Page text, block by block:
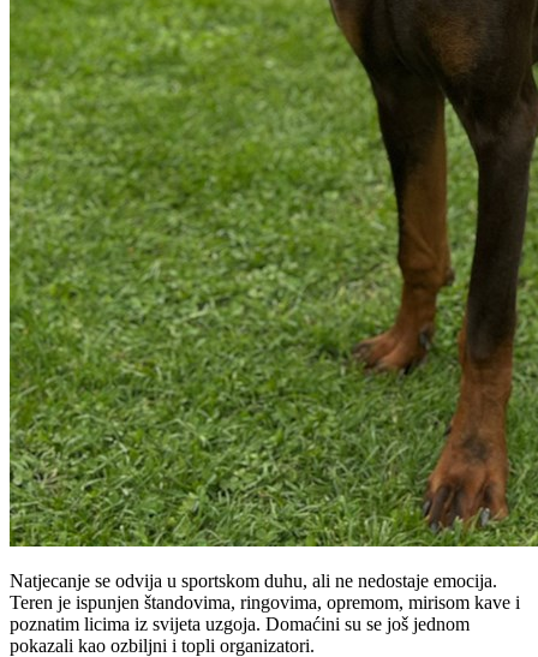
Natjecanje se odvija u sportskom duhu, ali ne nedostaje emocija.
Teren je ispunjen štandovima, ringovima, opremom, mirisom kave i
poznatim licima iz svijeta uzgoja. Domaćini su se još jednom
pokazali kao ozbiljni i topli organizatori.